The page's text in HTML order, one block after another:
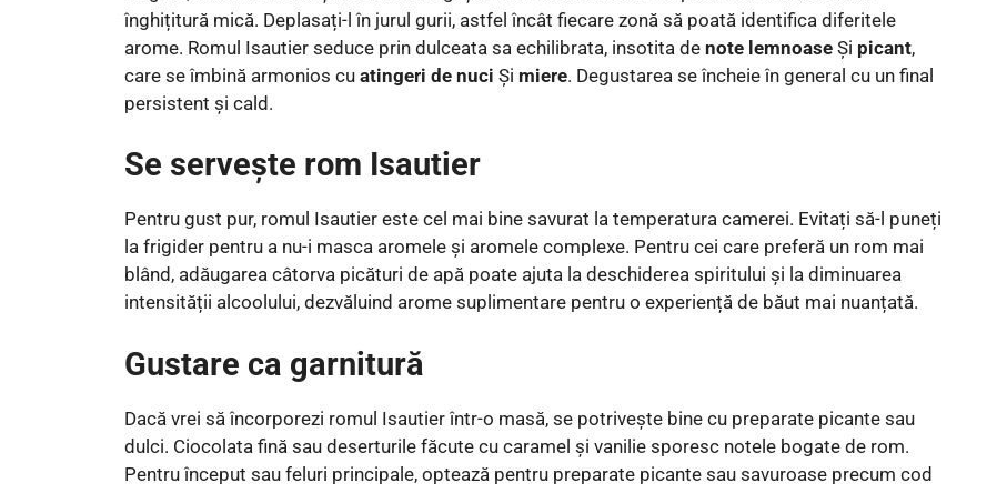
înghițitură mică. Deplasați-l în jurul gurii, astfel încât fiecare zonă să poată identifica diferitele
arome. Romul Isautier seduce prin dulceata sa echilibrata, insotita de note lemnoase Şi picant,
care se îmbină armonios cu atingeri de nuci Şi miere. Degustarea se încheie în general cu un final
persistent și cald.
Se servește rom Isautier
Pentru gust pur, romul Isautier este cel mai bine savurat la temperatura camerei. Evitați să-l puneți
la frigider pentru a nu-i masca aromele și aromele complexe. Pentru cei care preferă un rom mai
blând, adăugarea câtorva picături de apă poate ajuta la deschiderea spiritului și la diminuarea
intensității alcoolului, dezvăluind arome suplimentare pentru o experiență de băut mai nuanțată.
Gustare ca garnitură
Dacă vrei să încorporezi romul Isautier într-o masă, se potrivește bine cu preparate picante sau
dulci. Ciocolata fină sau deserturile făcute cu caramel și vanilie sporesc notele bogate de rom.
Pentru început sau feluri principale, optează pentru preparate picante sau savuroase precum cod